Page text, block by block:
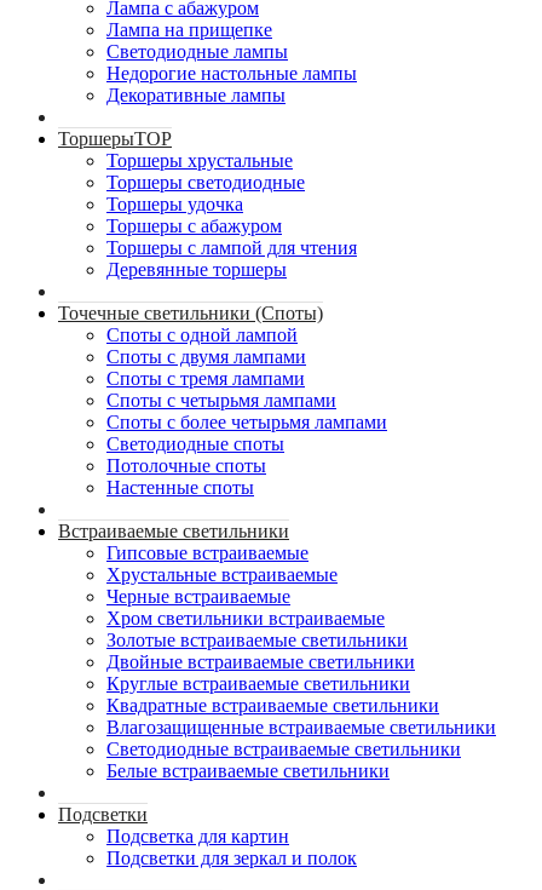
Лампа с абажуром
Лампа на прищепке
Светодиодные лампы
Недорогие настольные лампы
Декоративные лампы
ТоршерыTOP
Торшеры хрустальные
Торшеры светодиодные
Торшеры удочка
Торшеры с абажуром
Торшеры с лампой для чтения
Деревянные торшеры
Точечные светильники (Споты)
Споты с одной лампой
Споты с двумя лампами
Споты с тремя лампами
Споты с четырьмя лампами
Споты с более четырьмя лампами
Светодиодные споты
Потолочные споты
Настенные споты
Встраиваемые светильники
Гипсовые встраиваемые
Хрустальные встраиваемые
Черные встраиваемые
Хром светильники встраиваемые
Золотые встраиваемые светильники
Двойные встраиваемые светильники
Круглые встраиваемые светильники
Квадратные встраиваемые светильники
Влагозащищенные встраиваемые светильники
Светодиодные встраиваемые светильники
Белые встраиваемые светильники
Подсветки
Подсветка для картин
Подсветки для зеркал и полок